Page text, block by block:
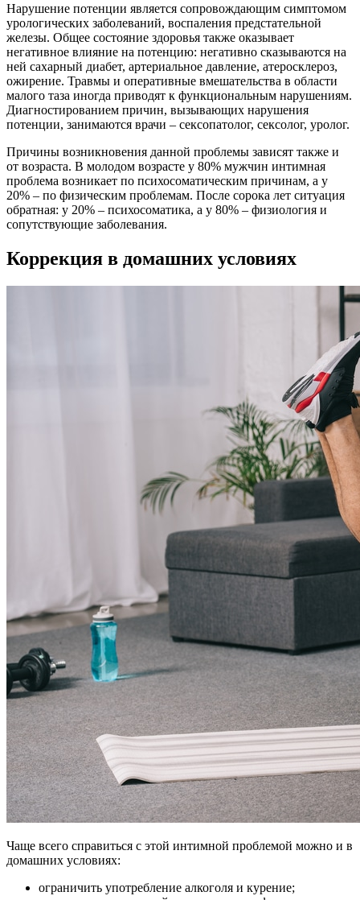
Нарушение потенции является сопровождающим симптомом
урологических заболеваний, воспаления предстательной
железы. Общее состояние здоровья также оказывает
негативное влияние на потенцию: негативно сказываются на
ней сахарный диабет, артериальное давление, атеросклероз,
ожирение. Травмы и оперативные вмешательства в области
малого таза иногда приводят к функциональным нарушениям.
Диагностированием причин, вызывающих нарушения
потенции, занимаются врачи – сексопатолог, сексолог, уролог.
Причины возникновения данной проблемы зависят также и
от возраста. В молодом возрасте у 80% мужчин интимная
проблема возникает по психосоматическим причинам, а у
20% – по физическим проблемам. После сорока лет ситуация
обратная: у 20% – психосоматика, а у 80% – физиология и
сопутствующие заболевания.
Коррекция в домашних условиях
Чаще всего справиться с этой интимной проблемой можно и в
домашних условиях:
ограничить употребление алкоголя и курение;